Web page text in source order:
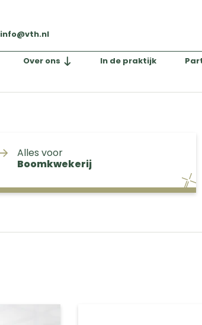
info@vth.nl
Over ons In de praktijk
Alles voor
Boomkwekerij